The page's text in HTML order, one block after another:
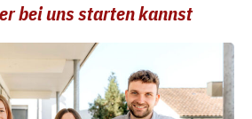
bei uns starten kannst